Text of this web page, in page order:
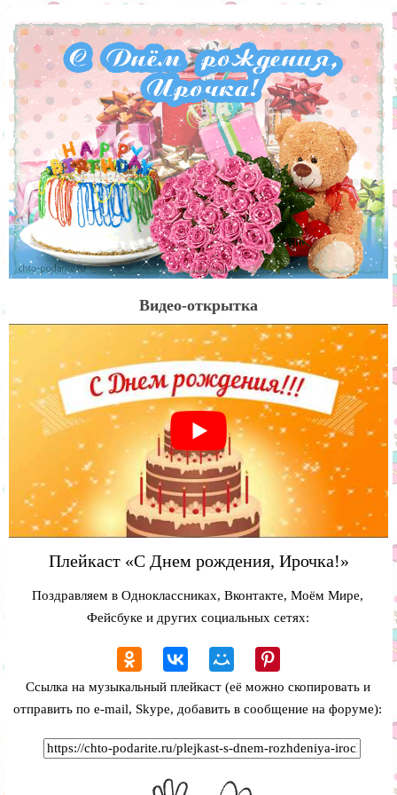
Видео-открытка
Плейкаст «С Днем рождения, Ирочка!»
Поздравляем в Одноклассниках, Вконтакте, Моём Мире,
Фейсбуке и других социальных сетях:
Ссылка на музыкальный плейкаст (её можно скопировать и
отправить по e-mail, Skype, добавить в сообщение на форуме):